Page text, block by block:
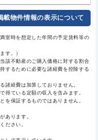
載物件情報の表示について
室時を想定した年間の予定賃料等の
す。）
該不動産のご購入価格に対する割合
するために必要な諸経費を控除する
諸経費は加算しておりません。
得ている定額の収入を含みます。
を保証するものではありません。
あります。
ださい。